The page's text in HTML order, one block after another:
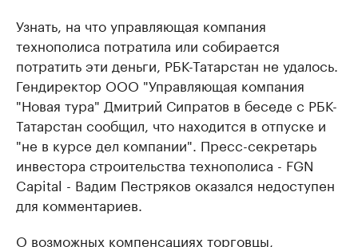
Узнать, на что управляющая компания
технополиса потратила или собирается
потратить эти деньги, РБК-Татарстан не удалось.
Гендиректор ООО "Управляющая компания
"Новая тура" Дмитрий Сипратов в беседе с РБК-
Татарстан сообщил, что находится в отпуске и
"не в курсе дел компании". Пресс-секретарь
инвестора строительства технополиса - FGN
Capital - Вадим Пестряков оказался недоступен
для комментариев.
О возможных компенсациях торговцы,